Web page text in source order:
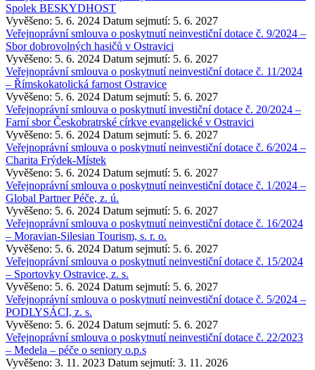
Spolek BESKYDHOST
Vyvěšeno: 5. 6. 2024 Datum sejmutí: 5. 6. 2027
Veřejnoprávní smlouva o poskytnutí neinvestiční dotace č. 9/2024 –
Sbor dobrovolných hasičů v Ostravici
Vyvěšeno: 5. 6. 2024 Datum sejmutí: 5. 6. 2027
Veřejnoprávní smlouva o poskytnutí neinvestiční dotace č. 11/2024
– Římskokatolická farnost Ostravice
Vyvěšeno: 5. 6. 2024 Datum sejmutí: 5. 6. 2027
Veřejnoprávní smlouva o poskytnutí investiční dotace č. 20/2024 –
Farní sbor Českobratrské církve evangelické v Ostravici
Vyvěšeno: 5. 6. 2024 Datum sejmutí: 5. 6. 2027
Veřejnoprávní smlouva o poskytnutí neinvestiční dotace č. 6/2024 –
Charita Frýdek-Místek
Vyvěšeno: 5. 6. 2024 Datum sejmutí: 5. 6. 2027
Veřejnoprávní smlouva o poskytnutí neinvestiční dotace č. 1/2024 –
Global Partner Péče, z. ú.
Vyvěšeno: 5. 6. 2024 Datum sejmutí: 5. 6. 2027
Veřejnoprávní smlouva o poskytnutí neinvestiční dotace č. 16/2024
– Moravian-Silesian Tourism, s. r. o.
Vyvěšeno: 5. 6. 2024 Datum sejmutí: 5. 6. 2027
Veřejnoprávní smlouva o poskytnutí neinvestiční dotace č. 15/2024
– Sportovky Ostravice, z. s.
Vyvěšeno: 5. 6. 2024 Datum sejmutí: 5. 6. 2027
Veřejnoprávní smlouva o poskytnutí neinvestiční dotace č. 5/2024 –
PODLYSÁCI, z. s.
Vyvěšeno: 5. 6. 2024 Datum sejmutí: 5. 6. 2027
Veřejnoprávní smlouva o poskytnutí neinvestiční dotace č. 22/2023
– Medela – péče o seniory o.p.s
Vyvěšeno: 3. 11. 2023 Datum sejmutí: 3. 11. 2026